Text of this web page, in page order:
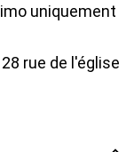
uniquement
rue de l'église